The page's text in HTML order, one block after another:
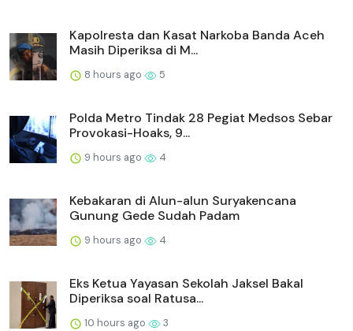
Kapolresta dan Kasat Narkoba Banda Aceh
Masih Diperiksa di M...
8 hours ago 5
Polda Metro Tindak 28 Pegiat Medsos Sebar
Provokasi-Hoaks, 9...
9 hours ago 4
Kebakaran di Alun-alun Suryakencana
Gunung Gede Sudah Padam
9 hours ago 4
Eks Ketua Yayasan Sekolah Jaksel Bakal
Diperiksa soal Ratusa...
10 hours ago 3